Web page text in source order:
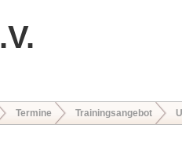
Termine Trainingsangebot